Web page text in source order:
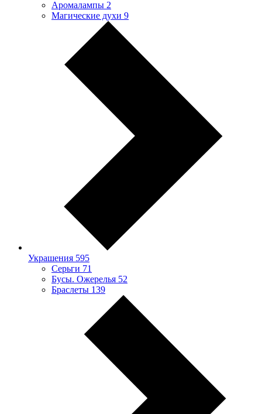
Аромалампы 2
Магические духи 9
Украшения 595
Серьги 71
Бусы. Ожерелья 52
Браслеты 139